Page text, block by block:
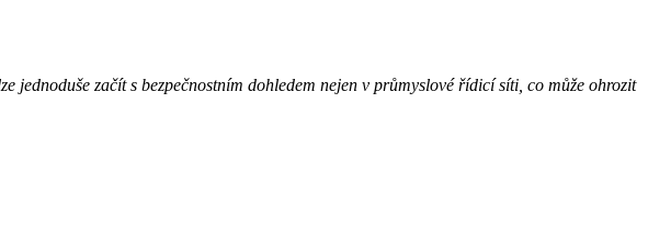
začít s bezpečnostním dohledem nejen v průmyslové řídicí síti, co může ohrozit